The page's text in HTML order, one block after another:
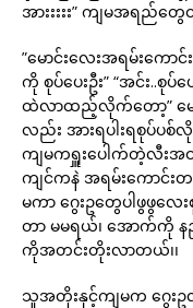
အားးးးး” ကျမအရည်
”မောင်းလေးအရမ်းကောင်
ကို စုပ်ပေးဦး” “အင်း..စုပ်
ထဲလာထည့်လိုက်တော့” မ
လည်း အားရပါးရစုပ်ပစ်
ကျမကရှူးပေါက်တဲ့လီးအ
ကျင်ကနဲ အရမ်းကောင်
မကာ ဂွေးဥတွေပါဖွဖွလ
တာ မမရယ်၊ အောက်ကို န
ကိုအတင်းတိုးလာတယ်၊၊
သူအတိုးနှင့်ကျမက ဂွေး